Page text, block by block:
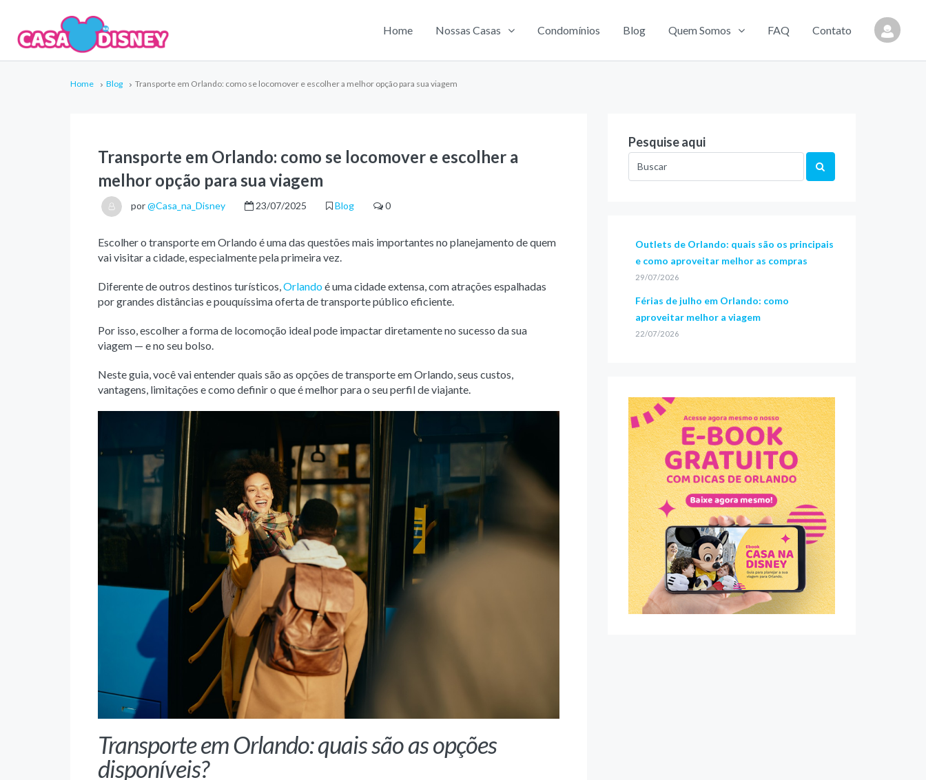
Home Nossas Casas Condomínios Blog Quem Somos FAQ Contato
Home Blog Transporte em Orlando: como se locomover e escolher a melhor opção para sua viagem
Transporte em Orlando: como se locomover e escolher a
melhor opção para sua viagem
por@Casa_na_Disney 23/07/2025 Blog 0
Escolher o transporte em Orlando é uma das questões mais importantes no planejamento de quem
vai visitar a cidade, especialmente pela primeira vez.
Diferente de outros destinos turísticos,Orlandoé uma cidade extensa, com atrações espalhadas
por grandes distâncias e pouquíssima oferta de transporte público eficiente.
Por isso, escolher a forma de locomoção ideal pode impactar diretamente no sucesso da sua
viagem — e no seu bolso.
Neste guia, você vai entender quais são as opções de transporte em Orlando, seus custos,
vantagens, limitações e como definir o que é melhor para o seu perfil de viajante.
Transporte em Orlando: quais são as opções
disponíveis?
Pesquise aqui
Outlets de Orlando: quais são os principais
e como aproveitar melhor as compras
29/07/2026
Férias de julho em Orlando: como
aproveitar melhor a viagem
22/07/2026